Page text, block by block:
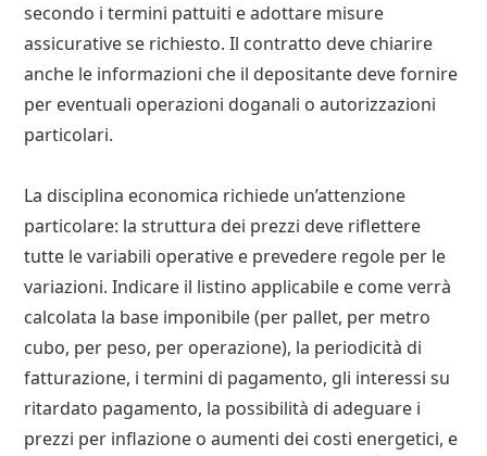
secondo i termini pattuiti e adottare misure
assicurative se richiesto. Il contratto deve chiarire
anche le informazioni che il depositante deve fornire
per eventuali operazioni doganali o autorizzazioni
particolari.
La disciplina economica richiede un’attenzione
particolare: la struttura dei prezzi deve riflettere
tutte le variabili operative e prevedere regole per le
variazioni. Indicare il listino applicabile e come verrà
calcolata la base imponibile (per pallet, per metro
cubo, per peso, per operazione), la periodicità di
fatturazione, i termini di pagamento, gli interessi su
ritardato pagamento, la possibilità di adeguare i
prezzi per inflazione o aumenti dei costi energetici, e